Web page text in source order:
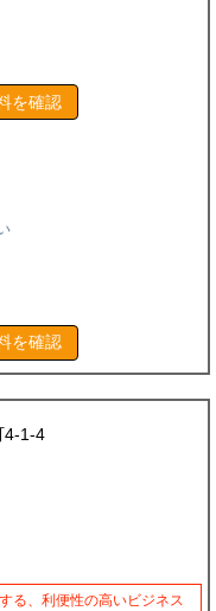
を確認
を確認
4-1-4
る、利便性の高いビジネス